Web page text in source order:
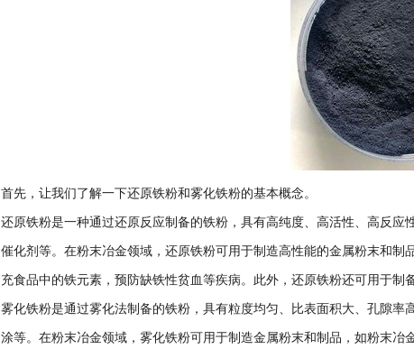
首先，让我们了解一下还原铁粉和雾化铁粉的基本概念。
还原铁粉是一种通过还原反应制备的铁粉，具有高纯度、高活性、高反应
催化剂等。在粉末冶金领域，还原铁粉可用于制造高性能的金属粉末和
充食品中的铁元素，预防缺铁性贫血等疾病。此外，还原铁粉还可用于制
雾化铁粉是通过雾化法制备的铁粉，具有粒度均匀、比表面积大、孔隙
涂等。在粉末冶金领域，雾化铁粉可用于制造金属粉末和制品，如粉末